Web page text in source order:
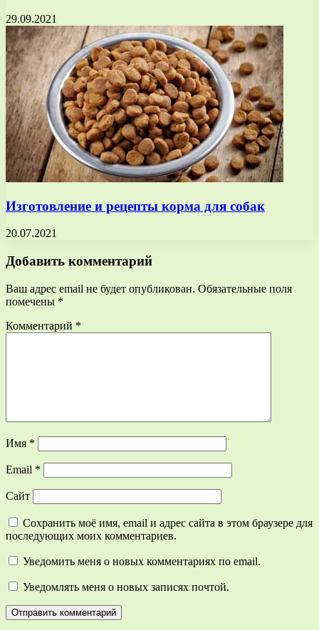
29.09.2021
Изготовление и рецепты корма для собак
20.07.2021
Добавить комментарий
Ваш адрес email не будет опубликован. Обязательные поля
помечены *
Комментарий *
Имя *
Email *
Сайт
Сохранить моё имя, email и адрес сайта в этом браузере для
последующих моих комментариев.
Уведомить меня о новых комментариях по email.
Уведомлять меня о новых записях почтой.